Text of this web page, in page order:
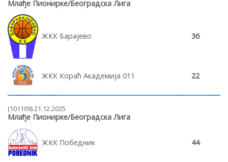
Млађе Пионирке/Београдска Лига
ЖКК Барајево 36
ЖКК Кораћ Академија 011 22
(101109) 21.12.2025
Млађе Пионирке/Београдска Лига
ЖКК Победник 44